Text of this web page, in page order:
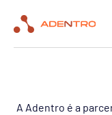
A Adentro é a